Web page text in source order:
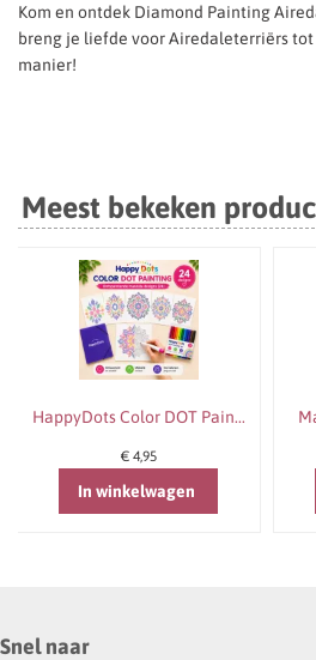
Kom en ontdek Diamond Painting
breng je liefde voor Airedaleterriërs
manier!
Meest bekeken
HappyDots Color DOT Pain...
€ 4,95
In winkelwagen
Snel naar